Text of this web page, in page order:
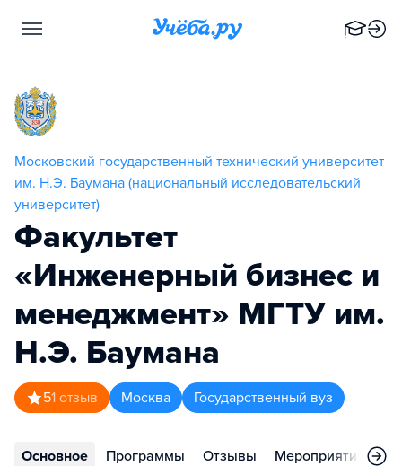
Московский государственный технический университет
им. Н.Э. Баумана (национальный исследовательский
университет)
Факультет
«Инженерный бизнес и
менеджмент» МГТУ им.
Н.Э. Баумана
51 отзыв Москва Государственный вуз
Основное Программы Отзывы Мероприятия